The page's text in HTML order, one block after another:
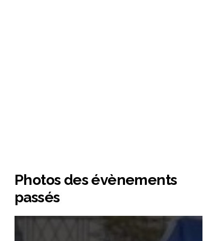
Photos des évènements
passés